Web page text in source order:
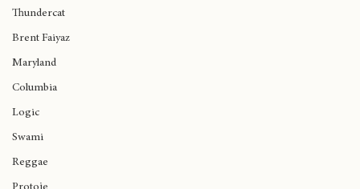
Miguel
Thundercat
Brent Faiyaz
Maryland
Columbia
Logic
Swami
Reggae